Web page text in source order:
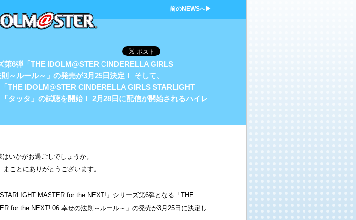
前のNEWSへ▶
第6弾「THE IDOLM@STER CINDERELLA GIRLS
～ルール～」の発売が3月25日決定！ そして、
THE IDOLM@STER CINDERELLA GIRLS STARLIGHT
タッタ」の試聴を開始！ 2月28日に配信が開始されるハイレ
いかがお過ごしでしょうか。
ことにありがとうございます。
MASTER for the NEXT!」シリーズ第6弾となる「THE
for the NEXT! 06 幸せの法則～ルール～」の発売が3月25日に決定し